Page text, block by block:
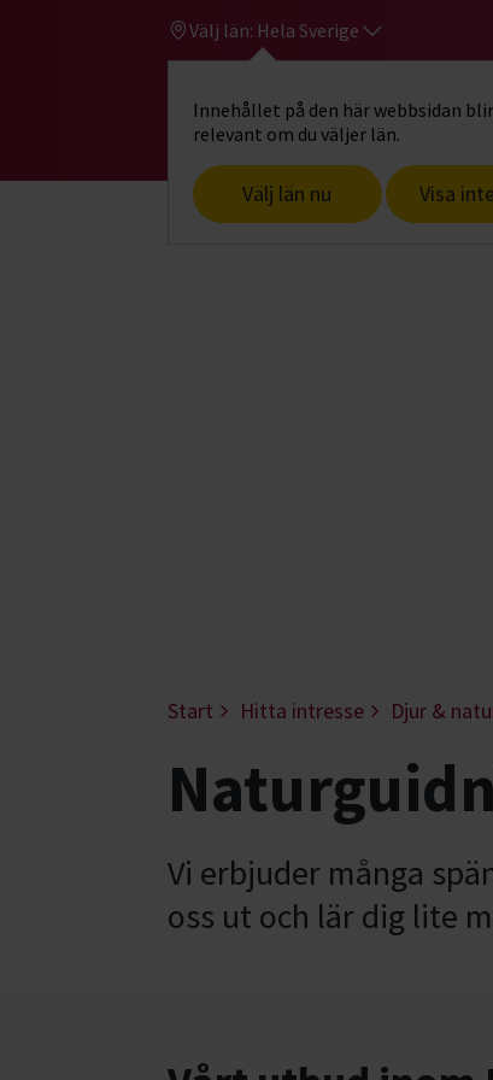
Välj län: Hela Sverige
Innehållet på den här webbsidan
relevant om du väljer län.
Välj län nu Visa
Gå till studiefrämjandets
Start Hitta intresse Djur &
Vi erbjuder många
oss ut och lär dig lite